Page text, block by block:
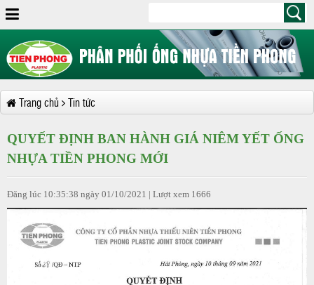
Trang chủ Tin tức
QUYẾT ĐỊNH BAN HÀNH GIÁ NIÊM YẾT ỐNG
NHỰA TIỀN PHONG MỚI
Đăng lúc 10:35:38 ngày 01/10/2021 | Lượt xem 1666